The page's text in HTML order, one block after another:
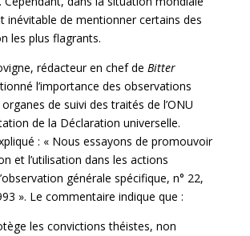
inévitable de mentionner certains des
les plus flagrants.
rédacteur en chef de Bitter
l’importance des observations
de suivi des traités de l’ONU
de la Déclaration universelle.
: « Nous essayons de promouvoir
et l’utilisation dans les actions
générale spécifique, n° 22,
». Le commentaire indique que :
les convictions théistes, non